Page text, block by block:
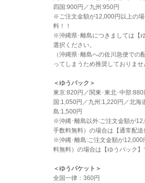
四国:900円／九州:950円
※ご注文金額が12,000円以上の
料！！
※沖縄県･離島につきましては【
選択ください。
（沖縄県･離島への佐川急便での
ってしまうため推奨しておりませ
＜ゆうパック＞
東京:820円／関東･東北･中部
国:1,050円／九州:1,220円／北海
島:1,500円
※沖縄･離島以外:ご注文金額が
手数料無料）の場合は【通常配送
※沖縄･離島:ご注文金額が12,000
料無料）の場合は【ゆうパック】
＜ゆうパケット＞
全国一律：360円